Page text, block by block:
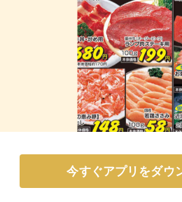
今すぐアプリをダウ